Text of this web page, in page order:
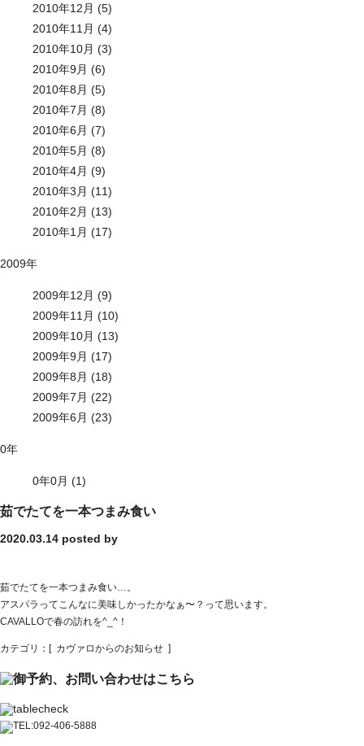
2010年12月 (5)
2010年11月 (4)
2010年10月 (3)
2010年9月 (6)
2010年8月 (5)
2010年7月 (8)
2010年6月 (7)
2010年5月 (8)
2010年4月 (9)
2010年3月 (11)
2010年2月 (13)
2010年1月 (17)
2009年
2009年12月 (9)
2009年11月 (10)
2009年10月 (13)
2009年9月 (17)
2009年8月 (18)
2009年7月 (22)
2009年6月 (23)
0年
0年0月 (1)
茹でたてを一本つまみ食い
2020.03.14 posted by
茹でたてを一本つまみ食い…。
アスパラってこんなに美味しかったかなぁ〜？って思います。
CAVALLOで春の訪れを^_^！
カテゴリ：[ カヴァロからのお知らせ ]